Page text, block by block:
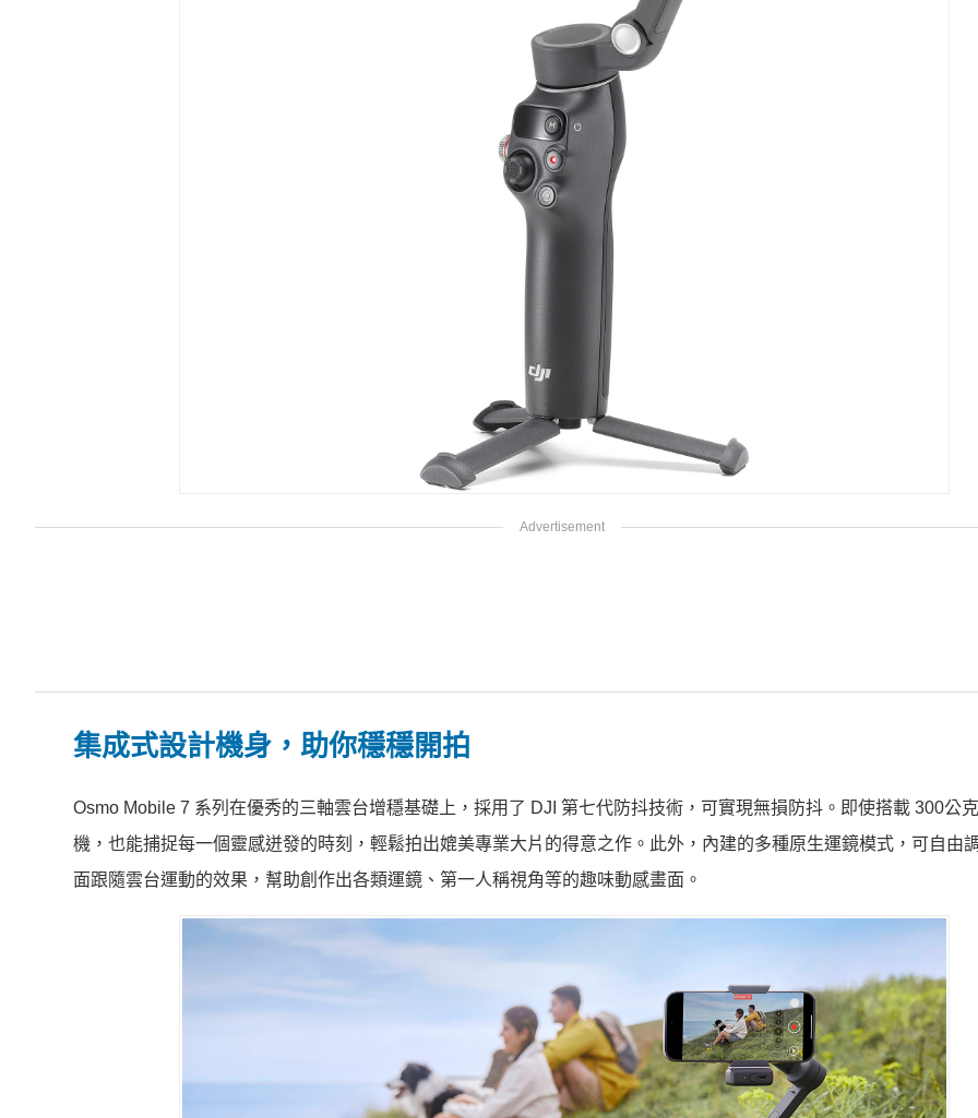
集成式設計機身，助你穩穩開拍
Osmo Mobile 7 系列在優秀的三軸雲台增穩基礎上，採用了 DJI 第七代防抖技術，可實現無損防抖。即使搭載 300公
機，也能捕捉每一個靈感迸發的時刻，輕鬆拍出媲美專業大片的得意之作。此外，內建的多種原生運鏡模式，可自由
面跟隨雲台運動的效果，幫助創作出各類運鏡、第一人稱視角等的趣味動感畫面。